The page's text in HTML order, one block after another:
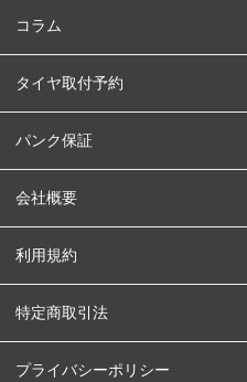
コラム
タイヤ取付予約
パンク保証
会社概要
利用規約
特定商取引法
プライバシーポリシー